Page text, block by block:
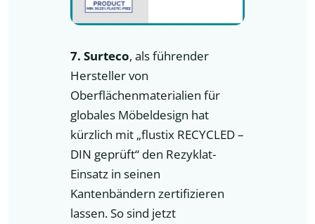
7. Surteco, als führender
Hersteller von
Oberflächenmaterialien für
globales Möbeldesign hat
kürzlich mit „flustix RECYCLED –
DIN geprüft“ den Rezyklat-
Einsatz in seinen
Kantenbändern zertifizieren
lassen. So sind jetzt